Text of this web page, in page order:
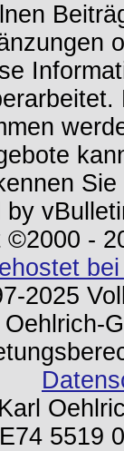
by
©2000 -
2025
5519